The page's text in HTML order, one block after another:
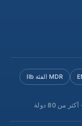
MDR الفئة IIb